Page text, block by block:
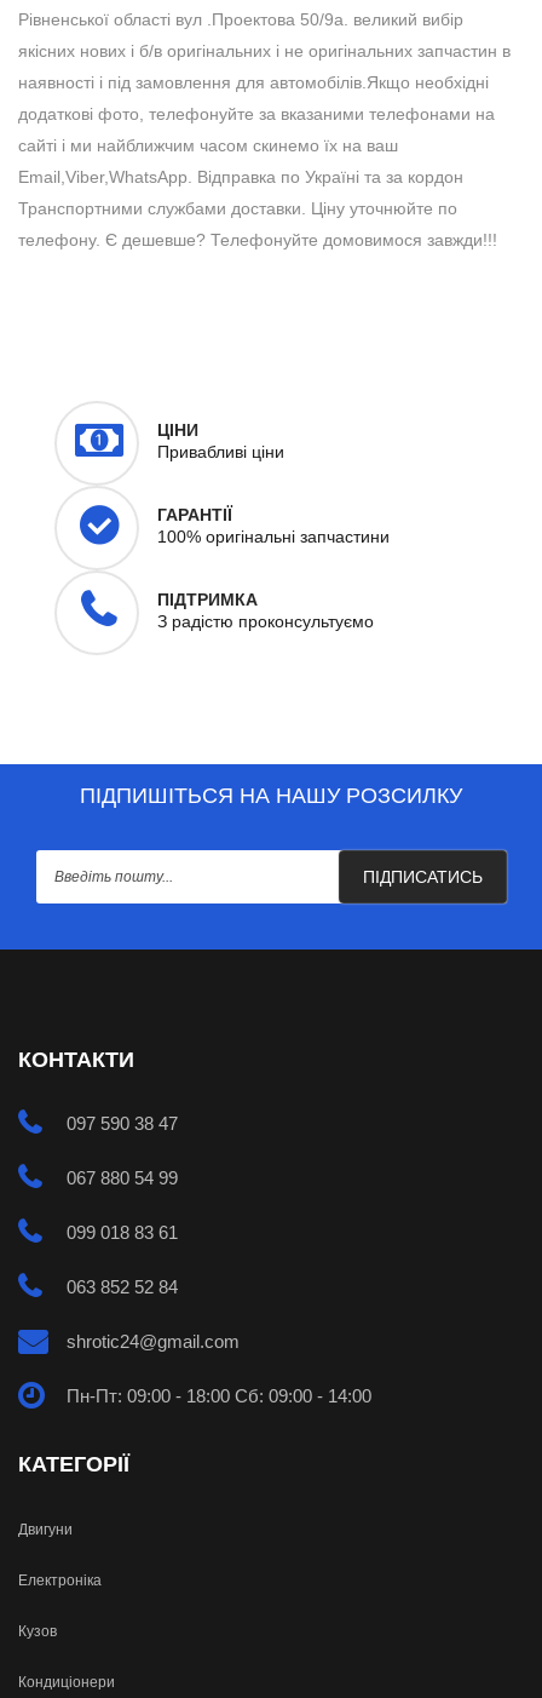
Рівненської області вул .Проектова 50/9а. великий вибір
якісних нових і б/в оригінальних і не оригінальних запчастин в
наявності і під замовлення для автомобілів.Якщо необхідні
додаткові фото, телефонуйте за вказаними телефонами на
сайті і ми найближчим часом скинемо їх на ваш
Email,Viber,WhatsApp. Відправка по Україні та за кордон
Транспортними службами доставки. Ціну уточнюйте по
телефону. Є дешевше? Телефонуйте домовимося завжди!!!
ЦІНИ
Привабливі ціни
ГАРАНТІЇ
100% оригінальні запчастини
ПІДТРИМКА
З радістю проконсультуємо
ПІДПИШІТЬСЯ НА НАШУ РОЗСИЛКУ
ПІДПИСАТИСЬ
КОНТАКТИ
097 590 38 47
067 880 54 99
099 018 83 61
063 852 52 84
shrotic24@gmail.com
Пн-Пт: 09:00 - 18:00 Сб: 09:00 - 14:00
КАТЕГОРІЇ
Двигуни
Електроніка
Кузов
Кондиціонери